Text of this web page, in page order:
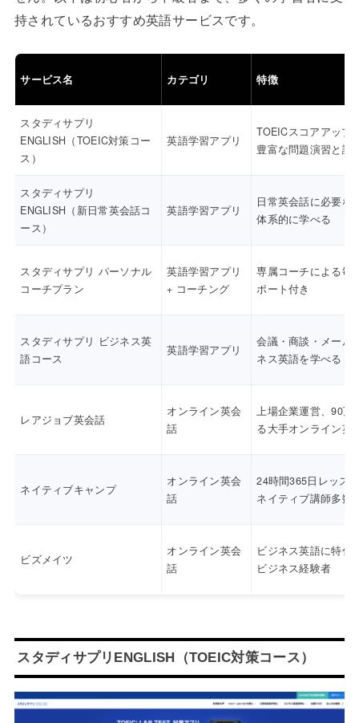
持されているおすすめ英語サービスです。
サービス名 カテゴリ 特徴
スタディサプリ
ENGLISH（TOEIC対策コー
ス）
英語学習アプリ
TOEICスコアアップ
豊富な問題演習と講
スタディサプリ
ENGLISH（新日常英会話コ
ース）
英語学習アプリ
日常英会話に必要な
体系的に学べる
スタディサプリ パーソナル
コーチプラン
英語学習アプリ
+ コーチング
専属コーチによる毎
ポート付き
スタディサプリ ビジネス英
語コース
英語学習アプリ
会議・商談・メール
ネス英語を学べる
レアジョブ英会話
オンライン英会
話
上場企業運営、90万
る大手オンライン英
ネイティブキャンプ
オンライン英会
話
24時間365日レッス
ネイティブ講師多数
ビズメイツ
オンライン英会
話
ビジネス英語に特化
ビジネス経験者
スタディサプリENGLISH（TOEIC対策コース）